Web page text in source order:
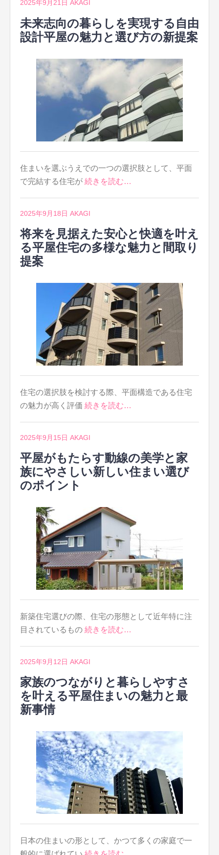
2025年9月21日 AKAGI
未来志向の暮らしを実現する自由
設計平屋の魅力と選び方の新提案
住まいを選ぶうえでの一つの選択肢として、平面
で完結する住宅が 続きを読む…
2025年9月18日 AKAGI
将来を見据えた安心と快適を叶え
る平屋住宅の多様な魅力と間取り
提案
住宅の選択肢を検討する際、平面構造である住宅
の魅力が高く評価 続きを読む…
2025年9月15日 AKAGI
平屋がもたらす動線の美学と家
族にやさしい新しい住まい選び
のポイント
新築住宅選びの際、住宅の形態として近年特に注
目されているもの 続きを読む…
2025年9月12日 AKAGI
家族のつながりと暮らしやすさ
を叶える平屋住まいの魅力と最
新事情
日本の住まいの形として、かつて多くの家庭で一